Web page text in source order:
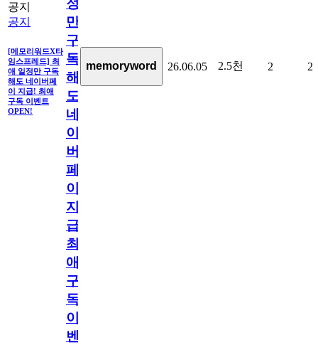
공지
공지
[메모리워드X타
임스프레드] 최
애 일정만 구독
해도 네이버페
이 지급! 최애
구독 이벤트
OPEN!
정
만
구
독
해
도
네
이
버
페
이
지
급!
최
애
구
독
이
벤
memoryword 26.06.05 2.5천 2 2